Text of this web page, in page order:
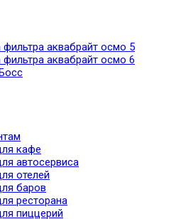
фильтра аквабрайт осмо 5
фильтра аквабрайт осмо 6
кафе
автосервиса
отелей
баров
ресторана
пиццерий